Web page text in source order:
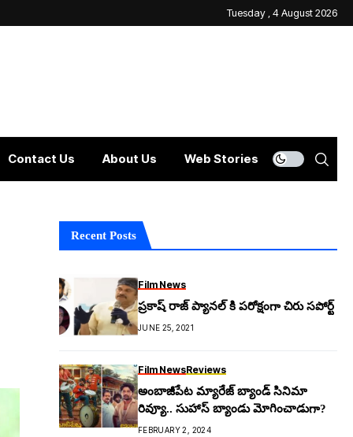
Tuesday , 4 August 2026
Contact Us About Us Web Stories
Recent Posts
Film News
ప్రకాష్ రాజ్ ప్యానల్ కి పరోక్షంగా చిరు సపోర్ట్
JUNE 25, 2021
Film NewsReviews
అంబాజీపేట మ్యారేజ్ బ్యాండ్ సినిమా
రివ్యూ.. సుహాస్ బ్యాండు మోగించాడుగా?
FEBRUARY 2, 2024